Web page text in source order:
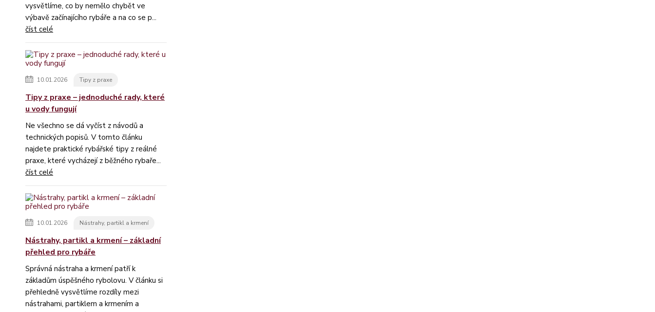
vysvětlíme, co by nemělo chybět ve
výbavě začínajícího rybáře a na co se p...
číst celé
10.01.2026 Tipy z praxe
Tipy z praxe – jednoduché rady, které
u vody fungují
Ne všechno se dá vyčíst z návodů a
technických popisů. V tomto článku
najdete praktické rybářské tipy z reálné
praxe, které vycházejí z běžného rybaře...
číst celé
10.01.2026 Nástrahy, partikl a krmení
Nástrahy, partikl a krmení – základní
přehled pro rybáře
Správná nástraha a krmení patří k
základům úspěšného rybolovu. V článku si
přehledně vysvětlíme rozdíly mezi
nástrahami, partiklem a krmením a